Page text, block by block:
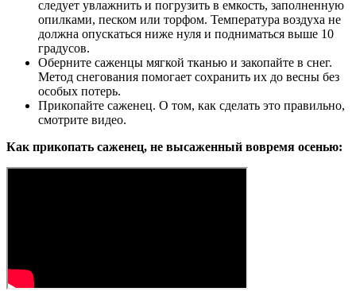
следует увлажнить и погрузить в емкость, заполненную
опилками, песком или торфом. Температура воздуха не
должна опускаться ниже нуля и подниматься выше 10
градусов.
Оберните саженцы мягкой тканью и закопайте в снег.
Метод снегования помогает сохранить их до весны без
особых потерь.
Прикопайте саженец. О том, как сделать это правильно,
смотрите видео.
Как прикопать саженец, не высаженный вовремя осенью: